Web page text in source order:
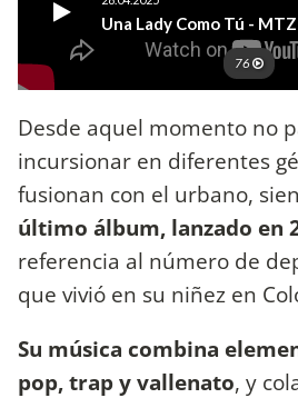
Desde aquel momento no
incursionar en diferentes
fusionan con el urbano,
último álbum, lanzado en
referencia al número de
que vivió en su niñez en
Su música combina
pop, trap y vallenato, y